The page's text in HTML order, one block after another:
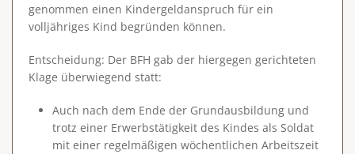
genommen einen Kindergeldanspruch für ein
volljähriges Kind begründen können.
Entscheidung: Der BFH gab der hiergegen gerichteten
Klage überwiegend statt:
Auch nach dem Ende der Grundausbildung und
trotz einer Erwerbstätigkeit des Kindes als Soldat
mit einer regelmäßigen wöchentlichen Arbeitszeit